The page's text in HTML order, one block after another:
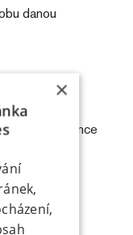
danou
/ zaměstnance
×